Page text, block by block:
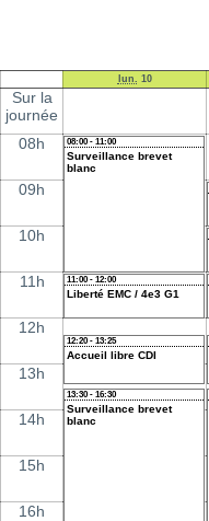
08:00 - 11:00
Surveillance brevet
blanc
11:00 - 12:00
Liberté EMC / 4e3 G1
12:20 - 13:25
Accueil libre CDI
13:30 - 16:30
Surveillance brevet
blanc
lun. 10
Sur la
journée
08h
09h
10h
11h
12h
13h
14h
15h
16h